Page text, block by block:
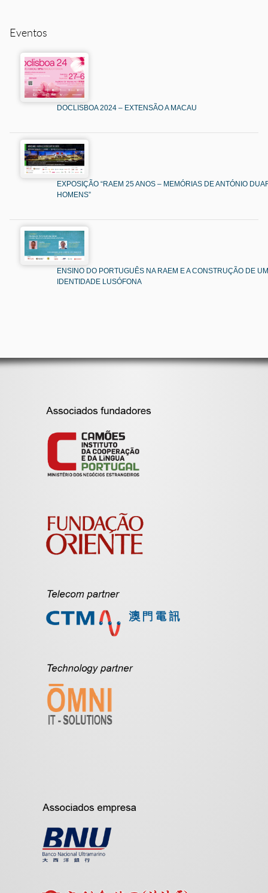
Eventos
DOCLISBOA 2024 – EXTENSÃO A MACAU
EXPOSIÇÃO “RAEM 25 ANOS – MEMÓRIAS DE ANTÓNIO
HOMENS”
ENSINO DO PORTUGUÊS NA RAEM E A CONSTRUÇÃO DE
IDENTIDADE LUSÓFONA